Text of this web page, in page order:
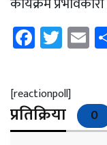
[reactionpoll]
प्रतिक्रिया 0